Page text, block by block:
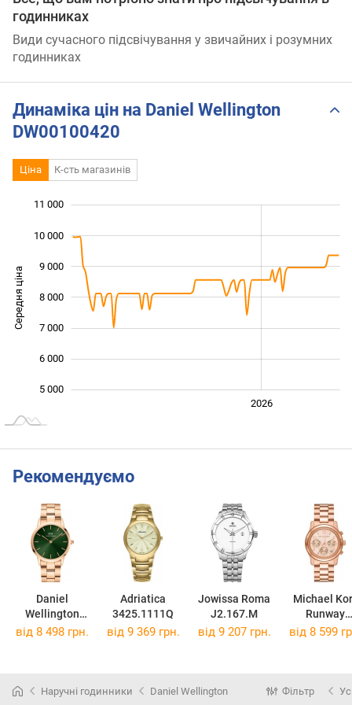
годинниках
Види сучасного підсвічування у звичайних і розумних
годинниках
Динаміка цін на Daniel Wellington
DW00100420
Ціна К-сть магазинів
Середня ціна 10 000
5 000
6 000
7 000
8 000
9 000
10 000
11 000
2026
Рекомендуємо
Daniel
Wellington
DW00100419
Adriatica
3425.1111Q
Jowissa Roma
J2.167.M
Michael
Runway
MK7324
від 8 498 грн. від 9 369 грн. від 9 207 грн. від 8 599
Наручні годинники Daniel Wellington Фільтр